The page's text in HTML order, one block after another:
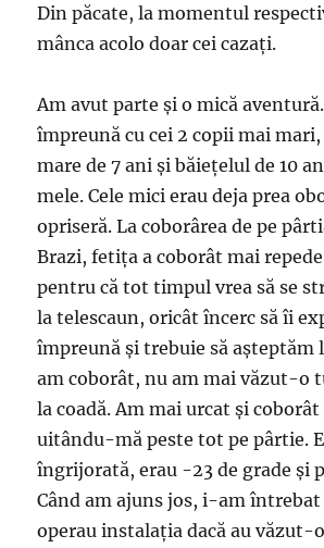
Din păcate, la momentul
mânca acolo doar cei cazați.
Am avut parte și o mică
împreună cu cei 2 copii mai
mare de 7 ani și băiețelul de 10
mele. Cele mici erau deja prea
opriseră. La coborârea de pe
Brazi, fetița a coborât mai
pentru că tot timpul vrea să se
la telescaun, oricât încerc să îi
împreună și trebuie să așteptăm
am coborât, nu am mai văzut-o
la coadă. Am mai urcat și coborât
uitându-mă peste tot pe pârtie.
îngrijorată, erau -23 de grade și
Când am ajuns jos, i-am întrebat
operau instalația dacă au văzut-